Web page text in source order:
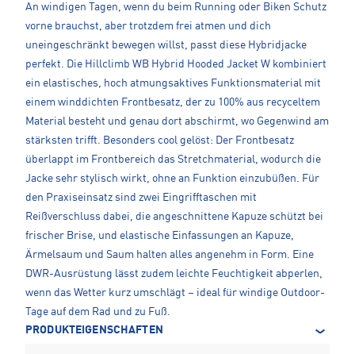
An windigen Tagen, wenn du beim Running oder Biken Schutz
vorne brauchst, aber trotzdem frei atmen und dich
uneingeschränkt bewegen willst, passt diese Hybridjacke
perfekt. Die Hillclimb WB Hybrid Hooded Jacket W kombiniert
ein elastisches, hoch atmungsaktives Funktionsmaterial mit
einem winddichten Frontbesatz, der zu 100% aus recyceltem
Material besteht und genau dort abschirmt, wo Gegenwind am
stärksten trifft. Besonders cool gelöst: Der Frontbesatz
überlappt im Frontbereich das Stretchmaterial, wodurch die
Jacke sehr stylisch wirkt, ohne an Funktion einzubüßen. Für
den Praxiseinsatz sind zwei Eingrifftaschen mit
Reißverschluss dabei, die angeschnittene Kapuze schützt bei
frischer Brise, und elastische Einfassungen an Kapuze,
Ärmelsaum und Saum halten alles angenehm in Form. Eine
DWR-Ausrüstung lässt zudem leichte Feuchtigkeit abperlen,
wenn das Wetter kurz umschlägt – ideal für windige Outdoor-
Tage auf dem Rad und zu Fuß.
PRODUKTEIGENSCHAFTEN